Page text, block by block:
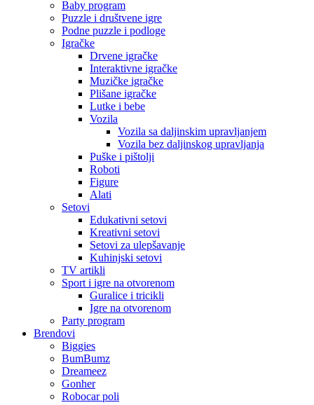
Baby program
Puzzle i društvene igre
Podne puzzle i podloge
Igračke
Drvene igračke
Interaktivne igračke
Muzičke igračke
Plišane igračke
Lutke i bebe
Vozila
Vozila sa daljinskim upravljanjem
Vozila bez daljinskog upravljanja
Puške i pištolji
Roboti
Figure
Alati
Setovi
Edukativni setovi
Kreativni setovi
Setovi za ulepšavanje
Kuhinjski setovi
TV artikli
Sport i igre na otvorenom
Guralice i tricikli
Igre na otvorenom
Party program
Brendovi
Biggies
BumBumz
Dreameez
Gonher
Robocar poli